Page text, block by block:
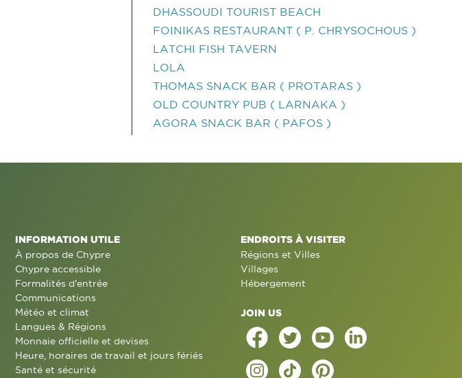
DHASSOUDI TOURIST BEACH
FOINIKAS RESTAURANT ( P. CHRYSOCHOUS )
LATCHI FISH TAVERN
LOLA
THOMAS SNACK BAR ( PROTARAS )
OLD COUNTRY PUB ( LARNAKA )
AGORA SNACK BAR ( PAFOS )
INFORMATION UTILE
À propos de Chypre
Chypre accessible
Formalités d'entrée
Communications
Météo et climat
Langues & Régions
Monnaie officielle et devises
Heure, horaires de travail et jours fériés
Santé et sécurité
ENDROITS À VISITER
Régions et Villes
Villages
Hébergement
JOIN US